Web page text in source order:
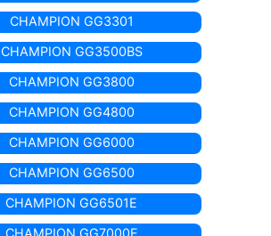
CHAMPION GG3301
CHAMPION GG3500BS
CHAMPION GG3800
CHAMPION GG4800
CHAMPION GG6000
CHAMPION GG6500
CHAMPION GG6501E